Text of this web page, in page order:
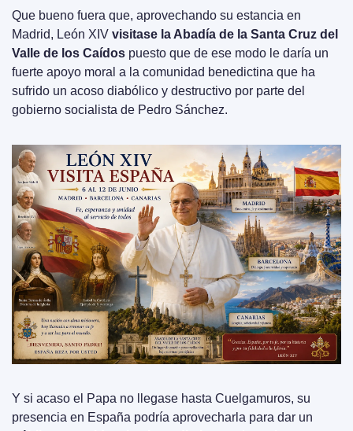
Que bueno fuera que, aprovechando su estancia en
Madrid, León XIV visitase la Abadía de la Santa Cruz del
Valle de los Caídos puesto que de ese modo le daría un
fuerte apoyo moral a la comunidad benedictina que ha
sufrido un acoso diabólico y destructivo por parte del
gobierno socialista de Pedro Sánchez.
Y si acaso el Papa no llegase hasta Cuelgamuros, su